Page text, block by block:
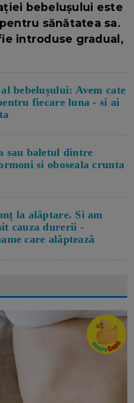
bebelușului este
sănătatea sa.
introduse gradual,
bebelușului: Avem cate
fiecare luna - si ai
sau baletul dintre
si oboseala crunta
la alăptare. Si am
cauza durerii -
care alăptează